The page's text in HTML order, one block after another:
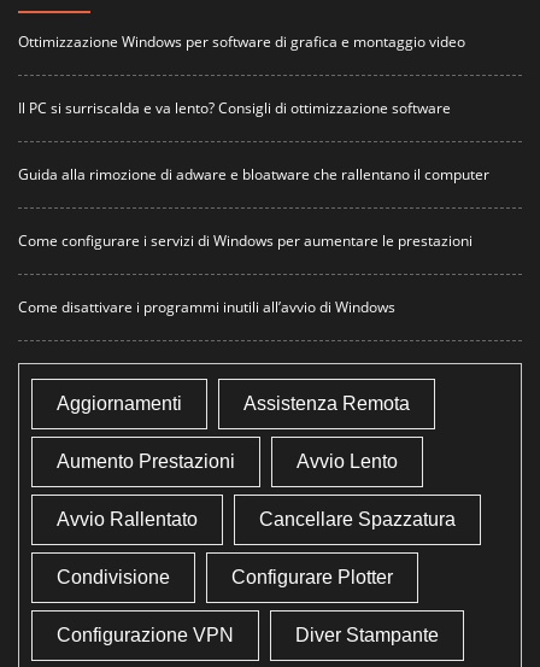
Ottimizzazione Windows per software di grafica e montaggio video
Il PC si surriscalda e va lento? Consigli di ottimizzazione software
Guida alla rimozione di adware e bloatware che rallentano il computer
Come configurare i servizi di Windows per aumentare le prestazioni
Come disattivare i programmi inutili all’avvio di Windows
Aggiornamenti Assistenza Remota
Aumento Prestazioni Avvio Lento
Avvio Rallentato Cancellare Spazzatura
Condivisione Configurare Plotter
Configurazione VPN Diver Stampante